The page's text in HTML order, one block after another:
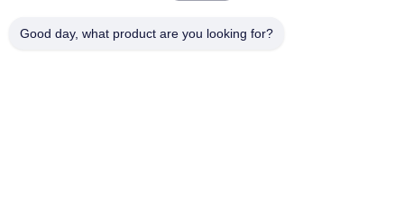
300g 종이 포장 약품 유리 병 상자 보디빌딩 인쇄 10ml 라벨 상자
Good day, what product are you looking for?